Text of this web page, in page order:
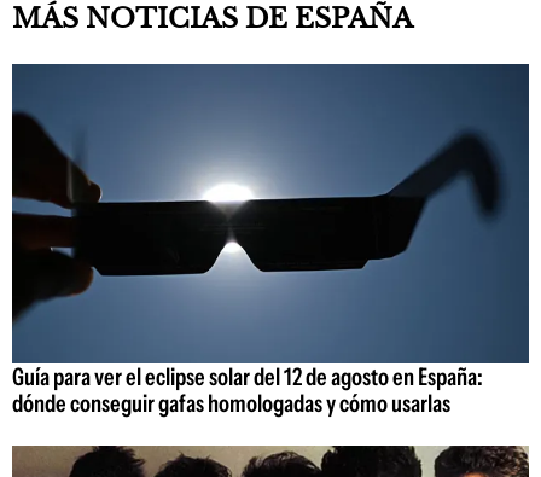
MÁS NOTICIAS DE ESPAÑA
Guía para ver el eclipse solar del 12 de agosto en España:
dónde conseguir gafas homologadas y cómo usarlas